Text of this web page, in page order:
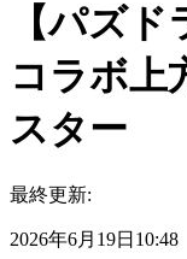
【パズ
コラボ上
スター
最終更新:
2026年6月19日10:48